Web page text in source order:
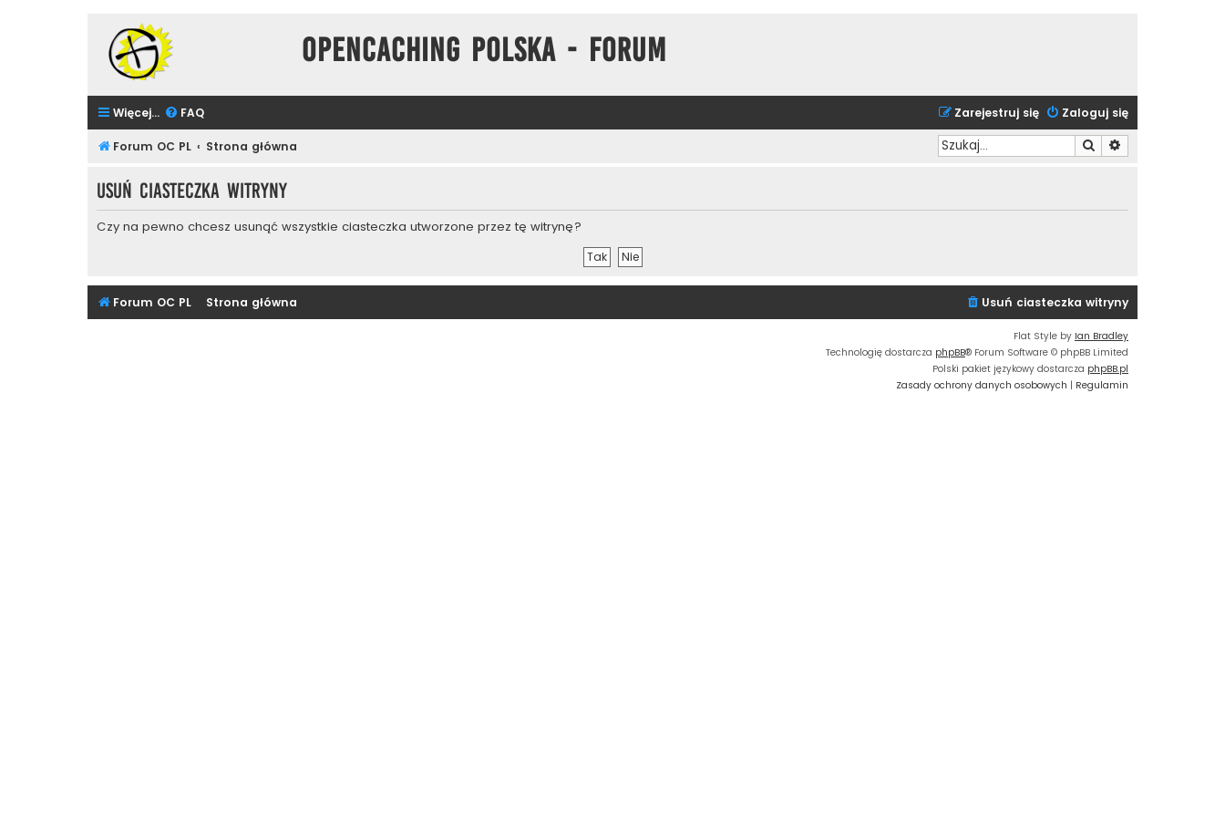
Opencaching Polska - Forum
Więcej… FAQ Zaloguj się
Zarejestruj się
Forum OC PL Strona główna Szukaj
Usuń ciasteczka witryny
Czy na pewno chcesz usunąć wszystkie ciasteczka utworzone przez tę witrynę?
Forum OC PL Strona główna Usuń ciasteczka witryny
Flat Style by Ian Bradley
Technologię dostarcza phpBB® Forum Software © phpBB Limited
Polski pakiet językowy dostarcza phpBB.pl
Zasady ochrony danych osobowych | Regulamin